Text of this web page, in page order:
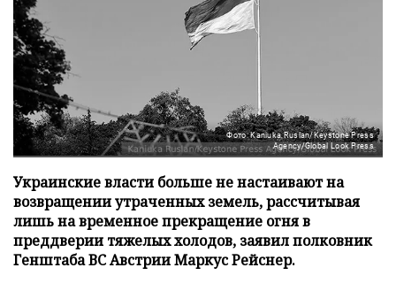
Фото: Kaniuka Ruslan/Keystone Press
Agency/Global Look Press
Украинские власти больше не настаивают на
возвращении утраченных земель, рассчитывая
лишь на временное прекращение огня в
преддверии тяжелых холодов, заявил полковник
Генштаба ВС Австрии Маркус Рейснер.